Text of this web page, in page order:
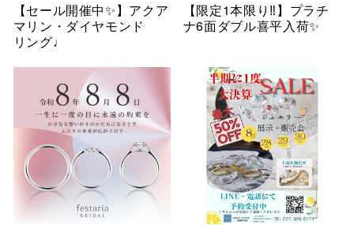
【セール開催中✨】アクア
マリン・ダイヤモンド
リング♩
【限定1本限り‼︎】プラチ
ナ6面ダブル喜平入荷✨